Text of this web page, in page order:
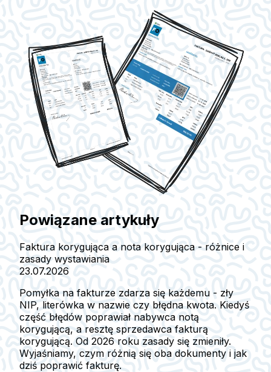
Powiązane artykuły
Faktura korygująca a nota korygująca - różnice i
zasady wystawiania
23.07.2026
Pomyłka na fakturze zdarza się każdemu - zły
NIP, literówka w nazwie czy błędna kwota. Kiedyś
część błędów poprawiał nabywca notą
korygującą, a resztę sprzedawca fakturą
korygującą. Od 2026 roku zasady się zmieniły.
Wyjaśniamy, czym różnią się oba dokumenty i jak
dziś poprawić fakturę.